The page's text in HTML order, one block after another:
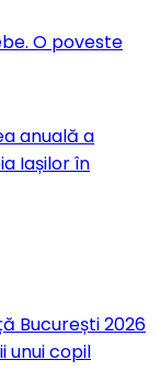
O poveste
anuală a
Iașilor în
București 2026
unui copil